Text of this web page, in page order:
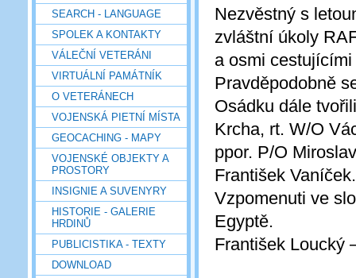
SEARCH - LANGUAGE
SPOLEK A KONTAKTY
VÁLEČNÍ VETERÁNI
VIRTUÁLNÍ PAMÁTNÍK
O VETERÁNECH
VOJENSKÁ PIETNÍ MÍSTA
GEOCACHING - MAPY
VOJENSKÉ OBJEKTY A
PROSTORY
INSIGNIE A SUVENYRY
HISTORIE - GALERIE
HRDINŮ
PUBLICISTIKA - TEXTY
DOWNLOAD
Nezvěstný s
zvláštní úkoly
a osmi
Pravděpodobně
Osádku dále
Krcha, rt. W/O
ppor. P/O
František Vaníček.
Vzpomenuti ve
Egyptě.
František Loucký